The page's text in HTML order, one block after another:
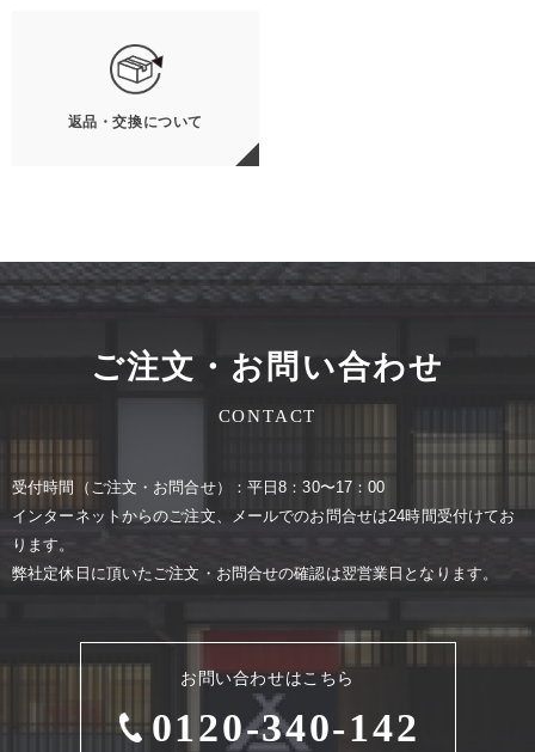
返品・交換について
ご注文・お問い合わせ
CONTACT
お問い合わせはこちら
0120-340-142
受付時間（ご注⽂・お問合せ）：平⽇8：30〜17：00
インターネットからのご注⽂、メールでのお問合せは24時間受付けてお
ります。
弊社定休⽇に頂いたご注⽂・お問合せの確認は翌営業⽇となります。